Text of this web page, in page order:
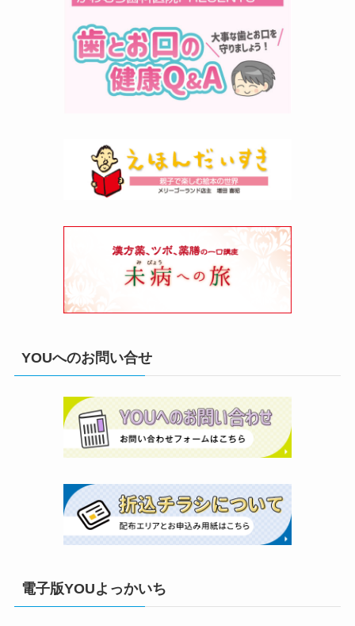
YOUへのお問い合せ
電子版YOUよっかいち